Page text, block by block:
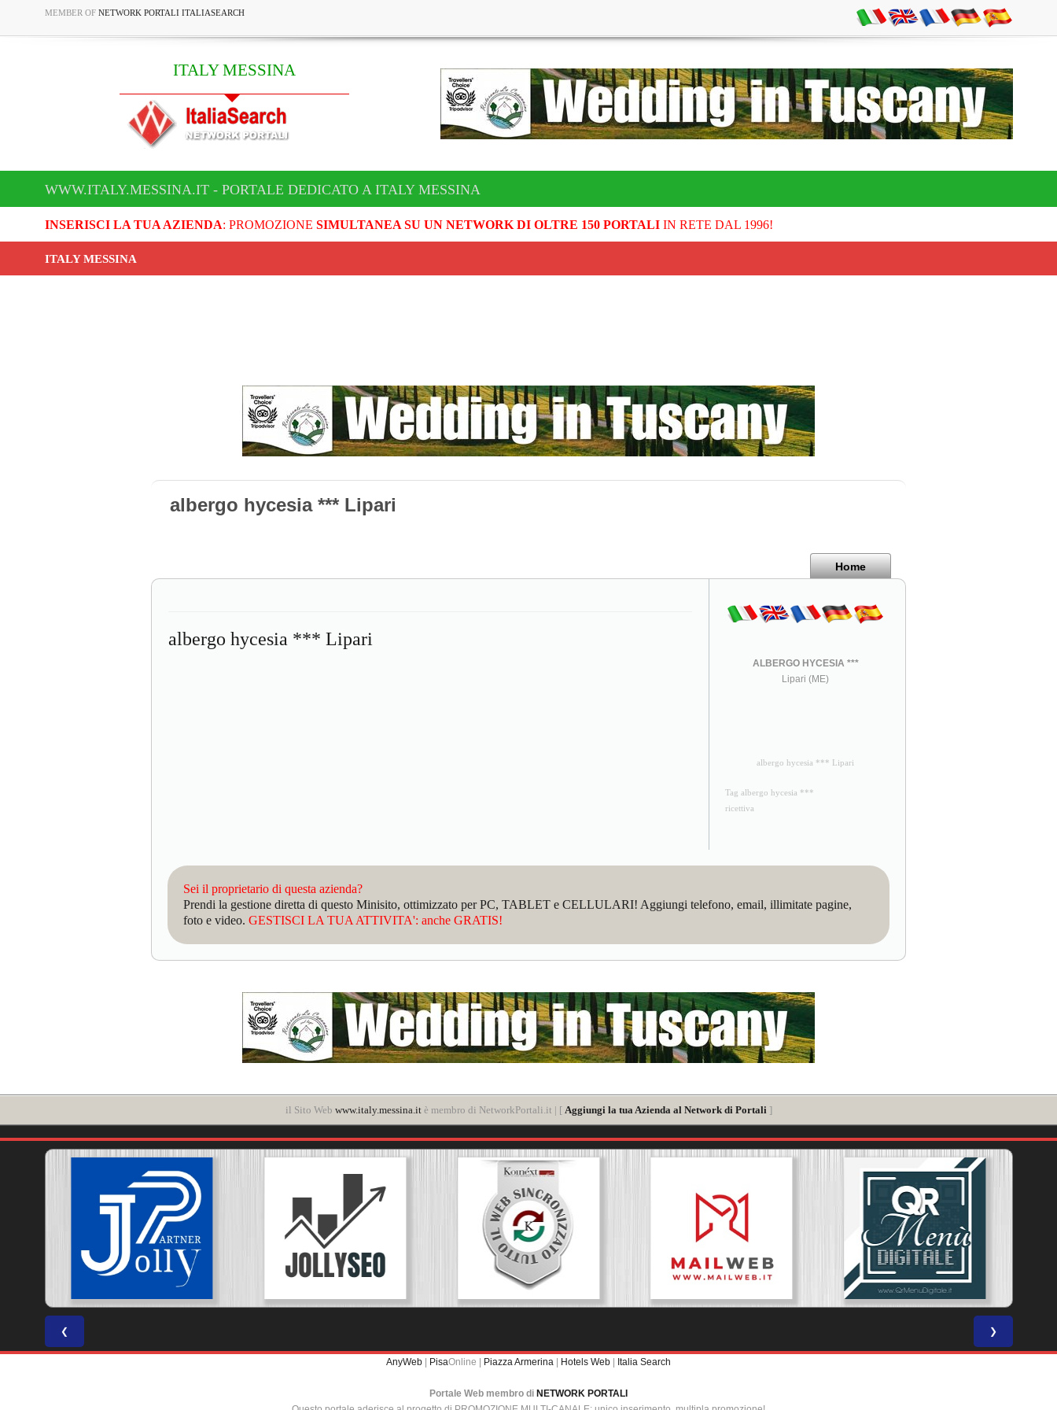
MEMBER OF NETWORK PORTALI ITALIASEARCH
ITALY MESSINA
WWW.ITALY.MESSINA.IT - PORTALE DEDICATO A ITALY MESSINA
INSERISCI LA TUA AZIENDA: PROMOZIONE SIMULTANEA SU UN NETWORK DI OLTRE 150 PORTALIIN RETE DAL 1996!
ITALY MESSINA
albergo hycesia *** Lipari
Home
albergo hycesia *** Lipari
ALBERGO HYCESIA ***
Lipari (ME)
albergo hycesia *** Lipari
Tag albergo hycesia ***
ricettiva
Sei il proprietario di questa azienda?
Prendi la gestione diretta di questo Minisito, ottimizzato per PC, TABLET e CELLULARI! Aggiungi telefono, email, illimitate pagine,
foto e video. GESTISCI LA TUA ATTIVITA': anche GRATIS!
il Sito Web www.italy.messina.itè membro di NetworkPortali.it | [ Aggiungi la tua Azienda al Network di Portali ]
❮ ❯
AnyWeb | PisaOnline | Piazza Armerina | Hotels Web | Italia Search
Portale Web membro di NETWORK PORTALI